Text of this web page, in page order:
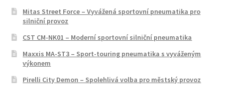
Mitas Street Force – Vyvážená sportovní pneumatika pro
silniční provoz
CST CM-NK01 – Moderní sportovní silniční pneumatika
Maxxis MA-ST3 – Sport-touring pneumatika s vyváženým
výkonem
Pirelli City Demon – Spolehlivá volba pro městský provoz